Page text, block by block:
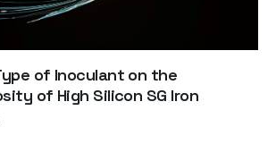
of Inoculant on the
of High Silicon SG Iron